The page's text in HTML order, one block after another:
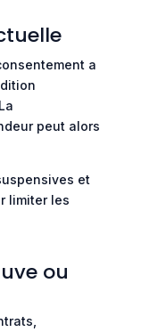
a
peut alors
et
limiter les
ou